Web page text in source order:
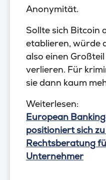
Anonymität.
Sollte sich Bitcoin
etablieren, würde
also einen
verlieren. Für
sie dann kaum
Weiterlesen:
European
positioniert sich
Rechtsberatung
Unternehmer